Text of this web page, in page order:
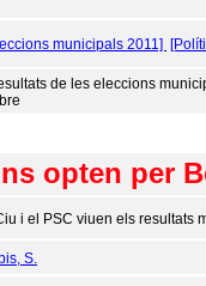
municipals 2011]
de les eleccions
opten per
i el PSC viuen els resultats
S.